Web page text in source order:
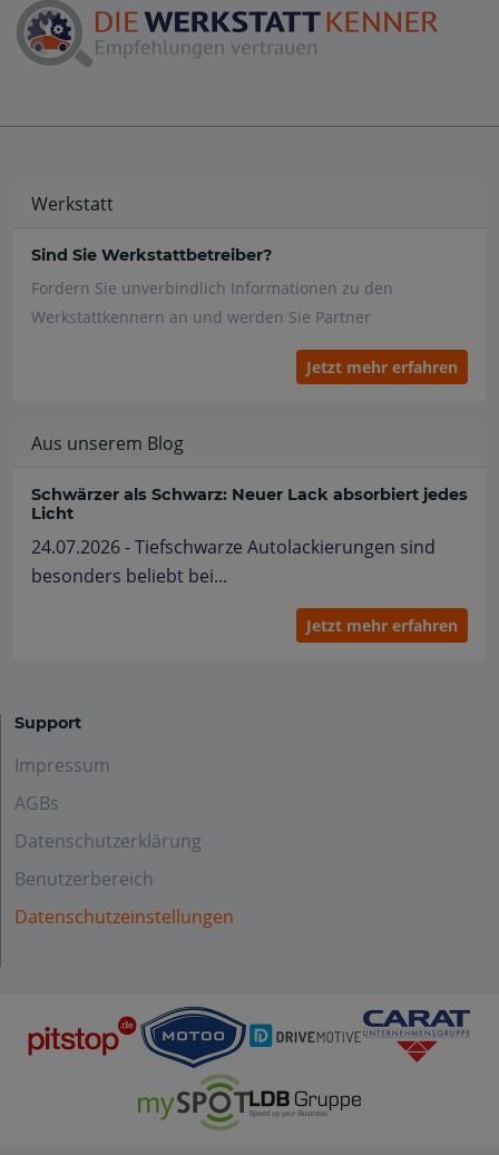
Werkstatt
Sind Sie Werkstattbetreiber?
Fordern Sie unverbindlich Informationen zu den
Werkstattkennern an und werden Sie Partner
Jetzt mehr erfahren
Aus unserem Blog
Schwärzer als Schwarz: Neuer Lack absorbiert jedes
Licht
24.07.2026 - Tiefschwarze Autolackierungen sind
besonders beliebt bei...
Jetzt mehr erfahren
Support
Impressum
AGBs
Datenschutzerklärung
Benutzerbereich
Datenschutzeinstellungen